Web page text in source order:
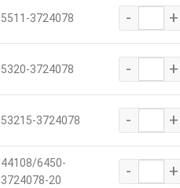
5511-3724078 - +
5320-3724078 - +
53215-3724078 - +
44108/6450-
3724078-20
- +